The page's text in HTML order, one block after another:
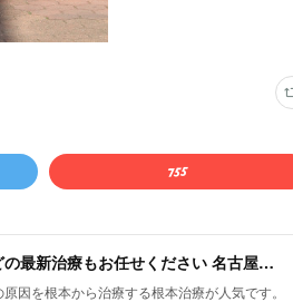
こみなみ整骨院&整体院 根本治療・筋膜リリースなどの最新治療もお任せください 名古屋市千種区仲田
因を根本から治療する根本治療が人気です。